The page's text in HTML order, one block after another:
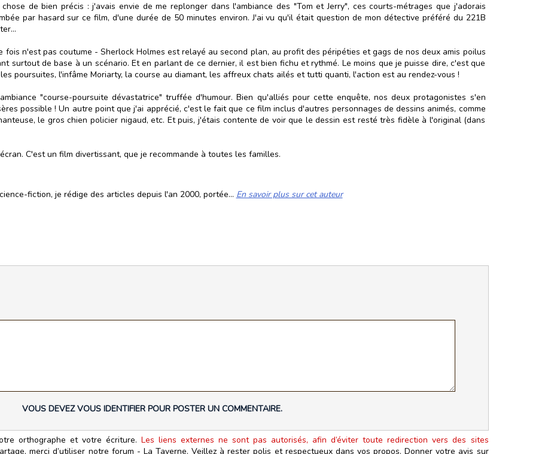
de bien précis : j'avais envie de me replonger dans l'ambiance des "Tom et Jerry", ces courts-métrages que j'adorais
par hasard sur ce film, d'une durée de 50 minutes environ. J'ai vu qu'il était question de mon détective préféré du 221B
n'est pas coutume - Sherlock Holmes est relayé au second plan, au profit des péripéties et gags de nos deux amis poilus
surtout de base à un scénario. Et en parlant de ce dernier, il est bien fichu et rythmé. Le moins que je puisse dire, c'est que
poursuites, l'infâme Moriarty, la course au diamant, les affreux chats ailés et tutti quanti, l'action est au rendez-vous !
"course-poursuite dévastatrice" truffée d'humour. Bien qu'alliés pour cette enquête, nos deux protagonistes s'en
possible ! Un autre point que j'ai apprécié, c'est le fait que ce film inclus d'autres personnages de dessins animés, comme
le gros chien policier nigaud, etc. Et puis, j'étais contente de voir que le dessin est resté très fidèle à l'original (dans
C'est un film divertissant, que je recommande à toutes les familles.
fiction, je rédige des articles depuis l'an 2000, portée... En savoir plus sur cet auteur
VOUS DEVEZ VOUS IDENTIFIER POUR POSTER UN COMMENTAIRE.
orthographe et votre écriture.Les liens externes ne sont pas autorisés, afin d’éviter toute redirection vers des sites
merci d’utiliser notre forum - La Taverne. Veillez à rester polis et respectueux dans vos propos. Donner votre avis sur